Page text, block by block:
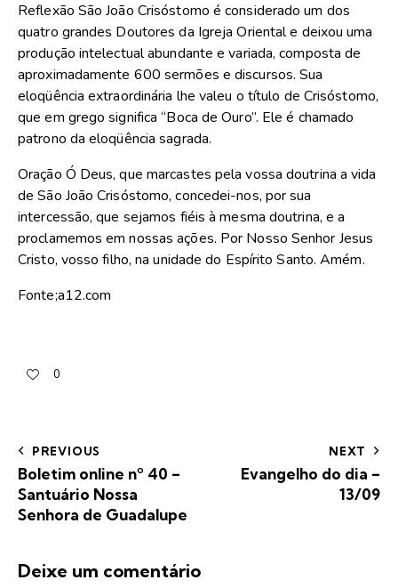
Reflexão São João Crisóstomo é considerado um dos
quatro grandes Doutores da Igreja Oriental e deixou uma
produção intelectual abundante e variada, composta de
aproximadamente 600 sermões e discursos. Sua
eloqüência extraordinária lhe valeu o título de Crisóstomo,
que em grego significa “Boca de Ouro”. Ele é chamado
patrono da eloqüência sagrada.
Oração Ó Deus, que marcastes pela vossa doutrina a vida
de São João Crisóstomo, concedei-nos, por sua
intercessão, que sejamos fiéis à mesma doutrina, e a
proclamemos em nossas ações. Por Nosso Senhor Jesus
Cristo, vosso filho, na unidade do Espírito Santo. Amém.
Fonte;a12.com
0
PREVIOUS
Boletim online nº 40 –
Santuário Nossa
Senhora de Guadalupe
NEXT
Evangelho do dia –
13/09
Deixe um comentário